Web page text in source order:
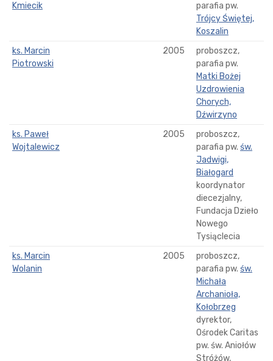
Kmiecik
parafia pw.
Trójcy Świętej,
Koszalin
ks. Marcin
Piotrowski
2005
proboszcz,
parafia pw.
Matki Bożej
Uzdrowienia
Chorych,
Dźwirzyno
ks. Paweł
Wojtalewicz
2005
proboszcz,
parafia pw. św.
Jadwigi,
Białogard
koordynator
diecezjalny,
Fundacja Dzieło
Nowego
Tysiąclecia
ks. Marcin
Wolanin
2005
proboszcz,
parafia pw. św.
Michała
Archanioła,
Kołobrzeg
dyrektor,
Ośrodek Caritas
pw. św. Aniołów
Stróżów,